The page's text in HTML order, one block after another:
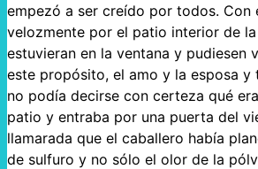
empezó a ser creído por todos.
velozmente por el patio interior de
estuvieran en la ventana y pudiesen
este propósito, el amo y la esposa
no podía decirse con certeza qué
patio y entraba por una puerta del
llamarada que el caballero había
de sulfuro y no sólo el olor de la